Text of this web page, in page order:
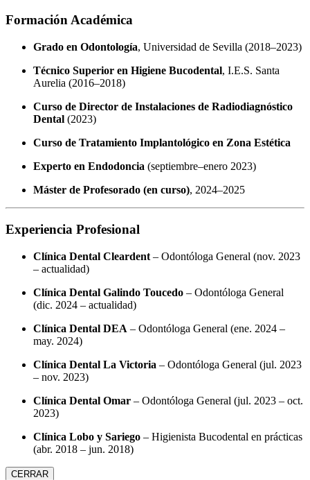
Formación Académica
Grado en Odontología, Universidad de Sevilla (2018–2023)
Técnico Superior en Higiene Bucodental, I.E.S. Santa
Aurelia (2016–2018)
Curso de Director de Instalaciones de Radiodiagnóstico
Dental (2023)
Curso de Tratamiento Implantológico en Zona Estética
Experto en Endodoncia (septiembre–enero 2023)
Máster de Profesorado (en curso), 2024–2025
Experiencia Profesional
Clínica Dental Cleardent – Odontóloga General (nov. 2023
– actualidad)
Clínica Dental Galindo Toucedo – Odontóloga General
(dic. 2024 – actualidad)
Clínica Dental DEA – Odontóloga General (ene. 2024 –
may. 2024)
Clínica Dental La Victoria – Odontóloga General (jul. 2023
– nov. 2023)
Clínica Dental Omar – Odontóloga General (jul. 2023 – oct.
2023)
Clínica Lobo y Sariego – Higienista Bucodental en prácticas
(abr. 2018 – jun. 2018)
CERRAR